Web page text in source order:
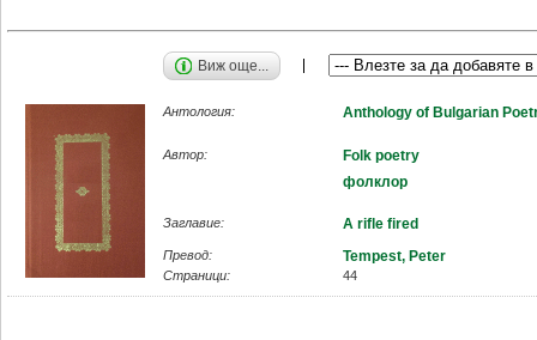
Виж още...
Антология: Anthology of Bulgarian
Автор:
Folk poetry
фолклор
Заглавие: A rifle fired
Превод: Tempest, Peter
Страници: 44